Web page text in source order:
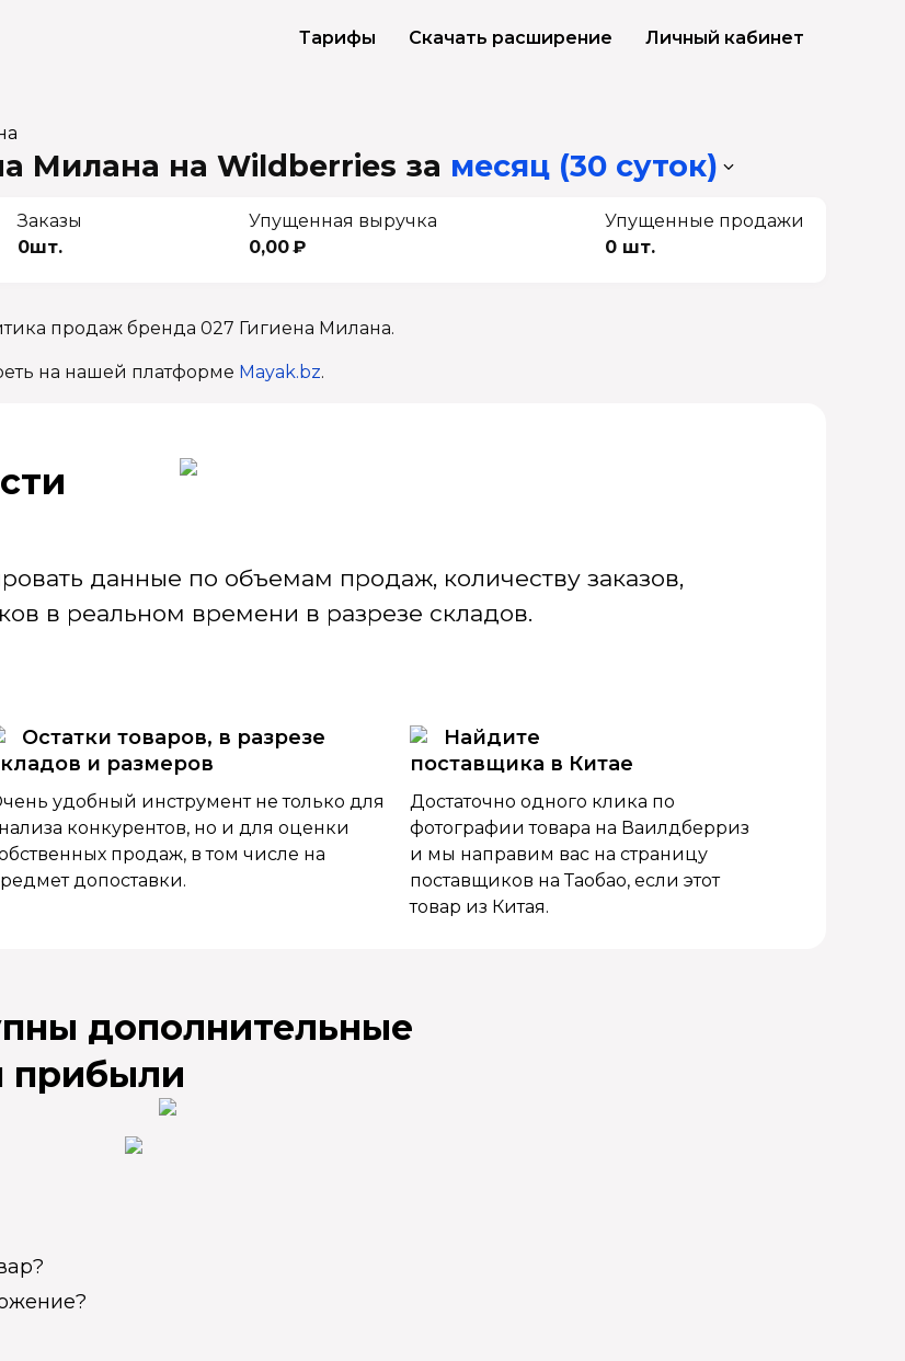
Тарифы Скачать расширение Личный кабинет
Милана на Wildberries за месяц (30 суток)
Заказы
0шт.
Упущенная выручка
0,00 ₽
Упущенные продажи
0 шт.
продаж бренда 027 Гигиена Милана.
на нашей платформе Mayak.bz.
данные по объемам продаж, количеству заказов,
в реальном времени в разрезе складов.
Остатки товаров, в разрезе
и размеров
удобный инструмент не только для
конкурентов, но и для оценки
продаж, в том числе на
допоставки.
Найдите
поставщика в Китае
Достаточно одного клика по
фотографии товара на Ваилдберриз
и мы направим вас на страницу
поставщиков на Таобао, если этот
товар из Китая.
дополнительные
прибыли